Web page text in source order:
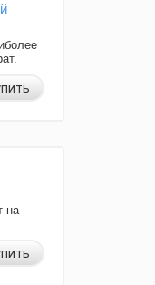
на